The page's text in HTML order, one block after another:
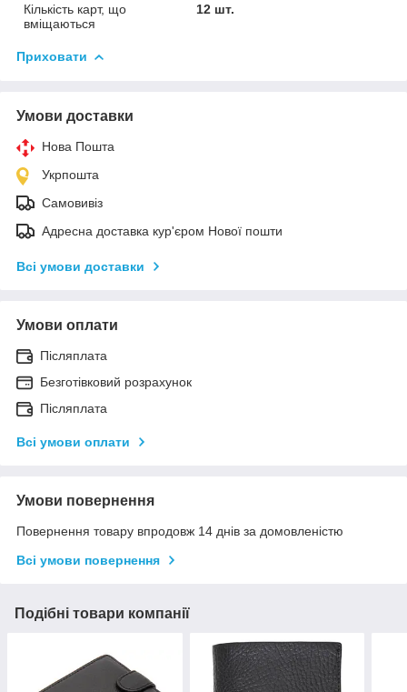
Кількість карт, що
вміщаються
12 шт.
Приховати
Умови доставки
Нова Пошта
Укрпошта
Самовивіз
Адресна доставка кур'єром Нової пошти
Всі умови доставки
Умови оплати
Післяплата
Безготівковий розрахунок
Післяплата
Всі умови оплати
Умови повернення
Повернення товару впродовж 14 днів за домовленістю
Всі умови повернення
Подібні товари компанії